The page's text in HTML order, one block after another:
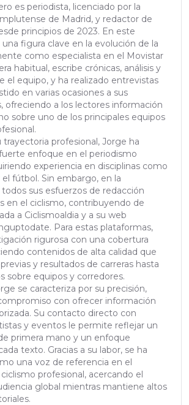
es periodista, licenciado por la
de Madrid, y redactor de
principios de 2023. En este
figura clave en la evolución de la
como especialista en el Movistar
habitual, escribe crónicas, análisis y
el equipo, y ha realizado entrevistas
en varias ocasiones a sus
ofreciendo a los lectores información
sobre uno de los principales equipos
trayectoria profesional, Jorge ha
enfoque en el periodismo
experiencia en disciplinas como
fútbol. Sin embargo, en la
todos sus esfuerzos de redacción
en el ciclismo, contribuyendo de
a Ciclismoaldia y a su web
Para estas plataformas,
rigurosa con una cobertura
contenidos de alta calidad que
y resultados de carreras hasta
sobre equipos y corredores.
se caracteriza por su precisión,
con ofrecer información
Su contacto directo con
y eventos le permite reflejar un
primera mano y un enfoque
texto. Gracias a su labor, se ha
una voz de referencia en el
profesional, acercando el
global mientras mantiene altos